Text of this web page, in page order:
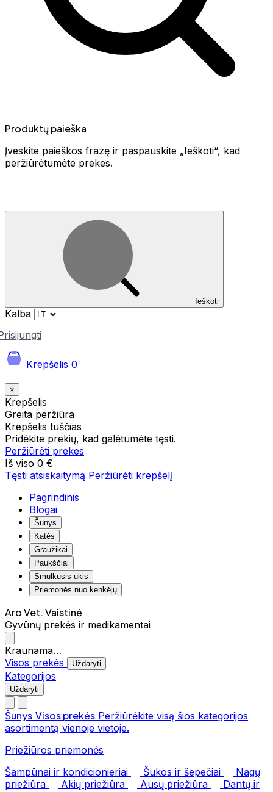
Produktų paieška
Įveskite paieškos frazę ir paspauskite „Ieškoti“, kad
peržiūrėtumėte prekes.
Ieškoti
Kalba
Krepšelis 0
×
Krepšelis
Greita peržiūra
Krepšelis tuščias
Pridėkite prekių, kad galėtumėte tęsti.
Peržiūrėti prekes
Iš viso 0 €
Tęsti atsiskaitymą Peržiūrėti krepšelį
Pagrindinis
Blogai
Šunys
Katės
Graužikai
Paukščiai
Smulkusis ūkis
Priemonės nuo kenkėjų
Aro Vet. Vaistinė
Gyvūnų prekės ir medikamentai
Kraunama…
Visos prekės
Uždaryti
Kategorijos
Uždaryti
Šunys Visos prekės Peržiūrėkite visą šios kategorijos
asortimentą vienoje vietoje.
Priežiūros priemonės
Šampūnai ir kondicionieriai
Šukos ir šepečiai
Nagų
priežiūra
Akių priežiūra Ausų priežiūra
Dantų ir